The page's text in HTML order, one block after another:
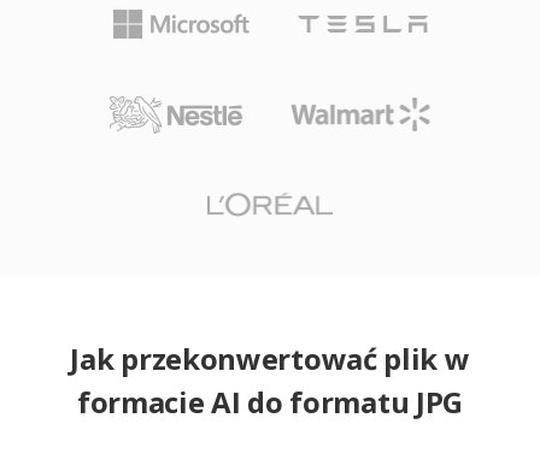
Jak przekonwertować plik w
formacie AI do formatu JPG